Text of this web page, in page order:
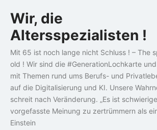
to
content
Wir, die
Altersspezialisten !
Mit 65 ist noch lange nicht Schluss ! – The
old ! Wir sind die #GenerationLochkarte
mit Themen rund ums Berufs- und
auf die Digitalisierung und KI. Unsere
schreit nach Veränderung. „Es ist
vorgefasste Meinung zu zertrümmern als
Einstein